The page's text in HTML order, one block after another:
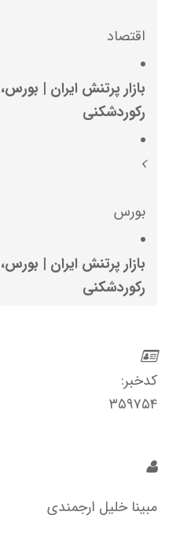
اقتصاد
بازار پرتنش ایران |
رکوردشکنی
بورس
بازار پرتنش ایران |
رکوردشکنی
کدخبر:
۳۵۹۷۵۴
مبینا خلیل ارجمندی